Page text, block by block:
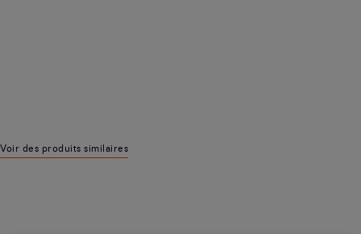
Voir des produits similaires